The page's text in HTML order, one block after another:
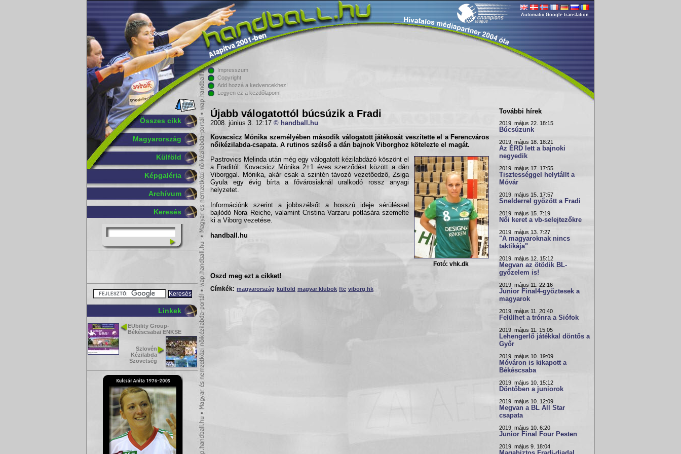
Összes cikk
Magyarország
Külföld
Képgaléria
Archívum
Keresés
Linkek
EUbility Group-
Békéscsabai ENKSE
Szlovén
Kézilabda
Szövetség
Automatic Google translation
Impresszum
Copyright
Add hozzá a kedvencekhez!
Legyen ez a kezdőlapom!
Újabb válogatottól búcsúzik a Fradi
2008. június 3. 12:17 © handball.hu
Kovacsicz Mónikaszemélyében második válogatott játékosát veszítette el a Ferencváros
nőikézilabda-csapata. A rutinos szélső a dán bajnok Viborghoz kötelezte el magát.
Fotó: vhk.dk
Pastrovics Melinda után még egy válogatott kézilabdázó köszönt el
a Fraditól: Kovacsicz Mónika 2+1 éves szerződést között a dán
Viborggal. Mónika, akár csak a szintén távozó vezetőedző, Zsiga
Gyula egy évig bírta a fővárosiaknál uralkodó rossz anyagi
helyzetet.
Információnk szerint a jobbszélsőt a hosszú ideje sérüléssel
bajlódó Nora Reiche, valamint Cristina Varzaru pótlására szemelte
ki a Viborg vezetése.
handball.hu
Oszd meg ezt a cikket!
Címkék: magyarország külföld magyar klubok ftc viborg hk
További hírek
2019. május 22. 18:15
Búcsúzunk
2019. május 18. 18:21
Az ÉRD lett a bajnoki
negyedik
2019. május 17. 17:55
Tisztességgel helytállt a
Móvár
2019. május 15. 17:57
Snelderrel győzött a Fradi
2019. május 15. 7:19
Női keret a vb-selejtezőkre
2019. május 13. 7:27
"A magyaroknak nincs
taktikája"
2019. május 12. 15:12
Megvan az ötödik BL-
győzelem is!
2019. május 11. 22:16
Junior Final4-győztesek a
magyarok
2019. május 11. 20:40
Felülhet a trónra a Siófok
2019. május 11. 15:05
Lehengerlő játékkal döntős a
Győr
2019. május 10. 19:09
Móváron is kikapott a
Békéscsaba
2019. május 10. 15:12
Döntőben a juniorok
2019. május 10. 12:09
Megvan a BL All Star
csapata
2019. május 10. 6:20
Junior Final Four Pesten
2019. május 9. 18:04